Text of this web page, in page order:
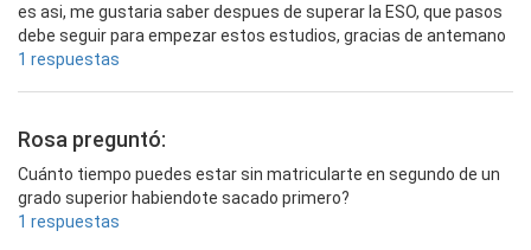
es asi, me gustaria saber despues de superar la ESO, que pasos
debe seguir para empezar estos estudios, gracias de antemano
1 respuestas
Rosa preguntó:
Cuánto tiempo puedes estar sin matricularte en segundo de un
grado superior habiendote sacado primero?
1 respuestas